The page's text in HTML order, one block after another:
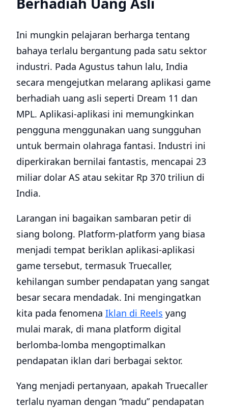
Ini mungkin pelajaran berharga tentang
bahaya terlalu bergantung pada satu sektor
industri. Pada Agustus tahun lalu, India
secara mengejutkan melarang aplikasi game
berhadiah uang asli seperti Dream 11 dan
MPL. Aplikasi-aplikasi ini memungkinkan
pengguna menggunakan uang sungguhan
untuk bermain olahraga fantasi. Industri ini
diperkirakan bernilai fantastis, mencapai 23
miliar dolar AS atau sekitar Rp 370 triliun di
India.
Larangan ini bagaikan sambaran petir di
siang bolong. Platform-platform yang biasa
menjadi tempat beriklan aplikasi-aplikasi
game tersebut, termasuk Truecaller,
kehilangan sumber pendapatan yang sangat
besar secara mendadak. Ini mengingatkan
kita pada fenomena Iklan di Reels yang
mulai marak, di mana platform digital
berlomba-lomba mengoptimalkan
pendapatan iklan dari berbagai sektor.
Yang menjadi pertanyaan, apakah Truecaller
terlalu nyaman dengan “madu” pendapatan